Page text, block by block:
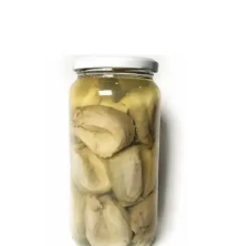
$19.990
$21.909